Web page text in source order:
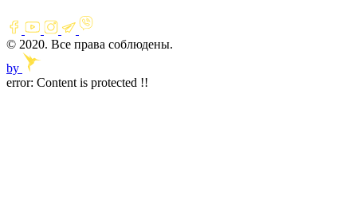
© 2020. Все права соблюдены.
by
error: Content is protected !!